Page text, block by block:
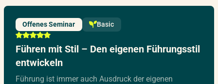
Offenes Seminar Basic
Führen mit Stil – Den eigenen Führungsstil
entwickeln
Führung ist immer auch Ausdruck der eigenen